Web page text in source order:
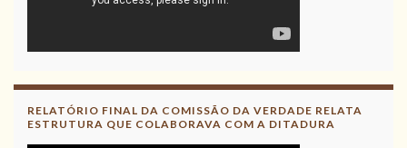
RELATÓRIO FINAL DA COMISSÃO DA VERDADE RELATA
ESTRUTURA QUE COLABORAVA COM A DITADURA